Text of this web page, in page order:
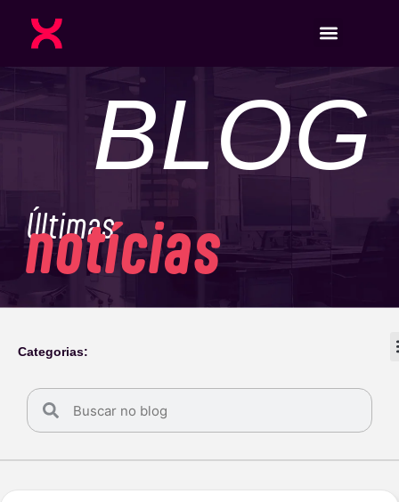
BLOG
Últimas
notícias
Categorias: